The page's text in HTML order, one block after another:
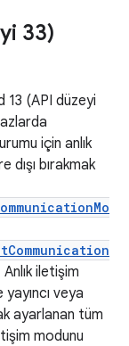
33)
13 (API düzeyi
için anlık
bırakmak
iletişim
veya
ayarlanan tüm
modunu